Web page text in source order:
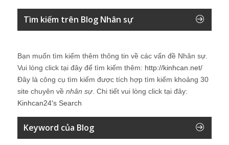
Tìm kiếm trên Blog Nhân sự
Bạn muốn tìm kiếm thêm thông tin về các vấn đề Nhân sự
Vui lòng click tại đây để tìm kiếm thêm: http://kinhcan.net/
Đây là công cụ tìm kiếm được tích hợp tìm kiếm khoảng 30
site chuyên về nhân sự. Chi tiết vui lòng click tại đây:
Kinhcan24′s Search
Keyword của Blog